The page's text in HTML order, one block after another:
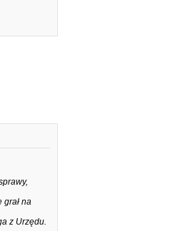
na
z Urzędu.